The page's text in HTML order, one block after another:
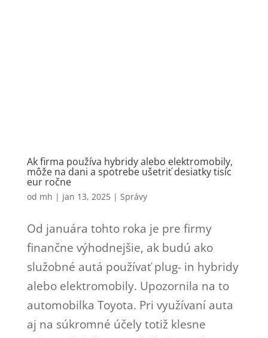
Ak firma používa hybridy alebo elektromobily,
môže na dani a spotrebe ušetriť desiatky tisíc
eur ročne
od mh | jan 13, 2025| Správy
Od januára tohto roka je pre firmy
finančne výhodnejšie, ak budú ako
služobné autá používať plug- in hybridy
alebo elektromobily. Upozornila na to
automobilka Toyota. Pri využívaní auta
aj na súkromné účely totiž klesne